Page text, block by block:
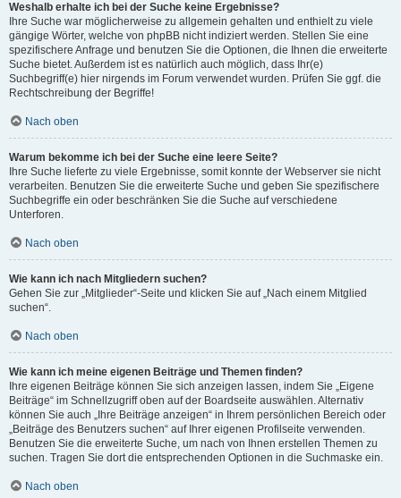
Weshalb erhalte ich bei der Suche keine Ergebnisse?
Ihre Suche war möglicherweise zu allgemein gehalten und enthielt zu viele
gängige Wörter, welche von phpBB nicht indiziert werden. Stellen Sie eine
spezifischere Anfrage und benutzen Sie die Optionen, die Ihnen die erweiterte
Suche bietet. Außerdem ist es natürlich auch möglich, dass Ihr(e)
Suchbegriff(e) hier nirgends im Forum verwendet wurden. Prüfen Sie ggf. die
Rechtschreibung der Begriffe!
Nach oben
Warum bekomme ich bei der Suche eine leere Seite?
Ihre Suche lieferte zu viele Ergebnisse, somit konnte der Webserver sie nicht
verarbeiten. Benutzen Sie die erweiterte Suche und geben Sie spezifischere
Suchbegriffe ein oder beschränken Sie die Suche auf verschiedene
Unterforen.
Nach oben
Wie kann ich nach Mitgliedern suchen?
Gehen Sie zur „Mitglieder“-Seite und klicken Sie auf „Nach einem Mitglied
suchen“.
Nach oben
Wie kann ich meine eigenen Beiträge und Themen finden?
Ihre eigenen Beiträge können Sie sich anzeigen lassen, indem Sie „Eigene
Beiträge“ im Schnellzugriff oben auf der Boardseite auswählen. Alternativ
können Sie auch „Ihre Beiträge anzeigen“ in Ihrem persönlichen Bereich oder
„Beiträge des Benutzers suchen“ auf Ihrer eigenen Profilseite verwenden.
Benutzen Sie die erweiterte Suche, um nach von Ihnen erstellen Themen zu
suchen. Tragen Sie dort die entsprechenden Optionen in die Suchmaske ein.
Nach oben